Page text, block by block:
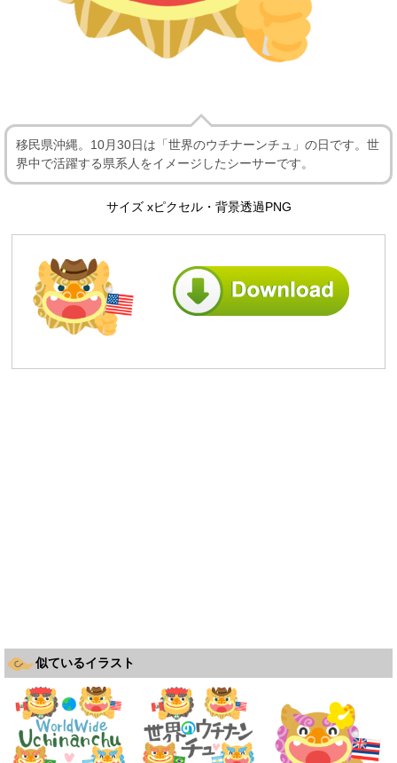
移民県沖縄。10月30日は「世界のウチナーンチュ」の日です。世
界中で活躍する県系人をイメージしたシーサーです。
サイズ xピクセル・背景透過PNG
似ているイラスト